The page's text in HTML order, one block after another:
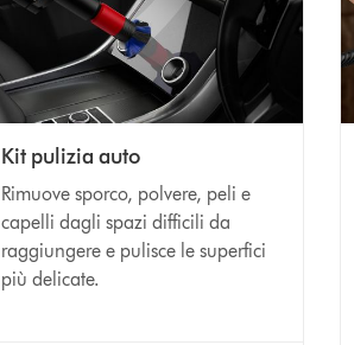
Kit pulizia auto
Rimuove sporco, polvere, peli e
capelli dagli spazi difficili da
raggiungere e pulisce le superfici
più delicate.